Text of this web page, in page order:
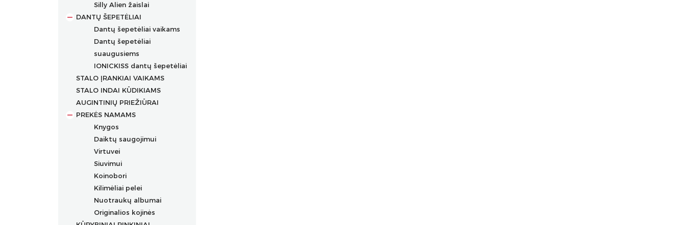
Žaislai nuo 5+ mėn.
Žaislai nuo 6+ mėn.
Žaislai nuo 7+ mėn.
Silly Alien žaislai
DANTŲ ŠEPETĖLIAI
Dantų šepetėliai vaikams
Dantų šepetėliai
suaugusiems
IONICKISS dantų šepetėliai
STALO ĮRANKIAI VAIKAMS
STALO INDAI KŪDIKIAMS
AUGINTINIŲ PRIEŽIŪRAI
PREKĖS NAMAMS
Knygos
Daiktų saugojimui
Virtuvei
Siuvimui
Koinobori
Kilimėliai pelei
Nuotraukų albumai
Originalios kojinės